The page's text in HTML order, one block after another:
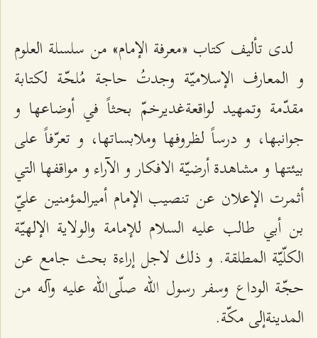
لدى تأليف كتاب «معرفة الإمام» من سلسلة العلوم
و المعارف الإسلاميّة وجدتُ حاجة مُلحّة لكتابة
مقدّمة وتمهيد لواقعةغديرخمّ بحثاً في أوضاعها و
جوانبها، و درساً لظروفها وملابساتها، و تعرّفاً على
بيئتها و مشاهدة أرضيّة الافكار و الآراء و مواقفها التي
أثمرت الإعلان عن تنصيب الإمام أميرالمؤمنين عليّ
بن أبي طالب عليه السلام للإمامة والولاية الإلهيّة
الكلّيّة المطلقة. و ذلك لاجل إراءة بحث جامع عن
حجّة الوداع وسفر رسول الله صلّى‌الله عليه وآله من
المدينةإلى مكّة.